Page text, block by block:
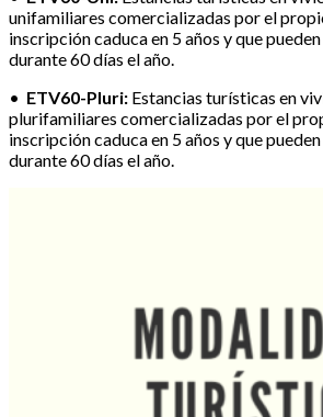
unifamiliares comercializadas por el
inscripción caduca en 5 años y que
durante 60 días el año.
• ETV60-Pluri: Estancias turísticas en
plurifamiliares comercializadas por el
inscripción caduca en 5 años y que
durante 60 días el año.